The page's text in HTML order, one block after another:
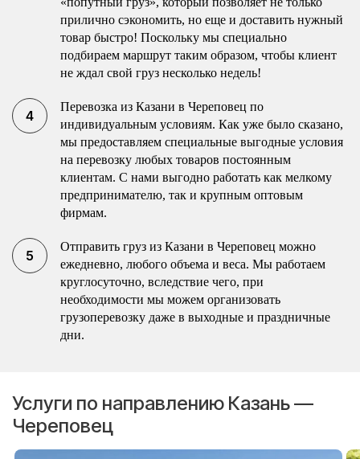
прилично сэкономить, но еще и доставить нужный
товар быстро! Поскольку мы специально
подбираем маршрут таким образом, чтобы клиент
не ждал свой груз несколько недель!
Перевозка из Казани в Череповец по
индивидуальным условиям. Как уже было сказано,
мы предоставляем специальные выгодные условия
на перевозку любых товаров постоянным
клиентам. С нами выгодно работать как мелкому
предпринимателю, так и крупным оптовым
фирмам.
Отправить груз из Казани в Череповец можно
ежедневно, любого объема и веса. Мы работаем
круглосуточно, вследствие чего, при
необходимости мы можем организовать
грузоперевозку даже в выходные и праздничные
дни.
Услуги по направлению Казань —
Череповец